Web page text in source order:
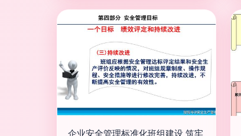
企业安全管理标准化班组建设 筑牢